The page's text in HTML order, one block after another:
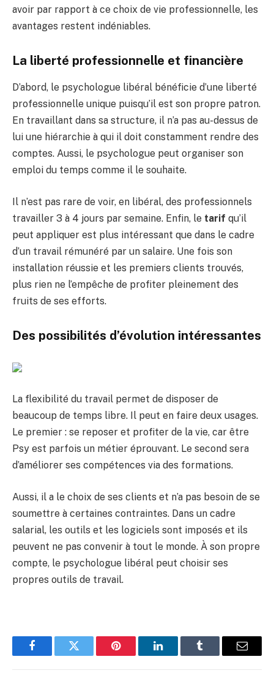
avoir par rapport à ce choix de vie professionnelle, les
avantages restent indéniables.
La liberté professionnelle et financière
D’abord, le psychologue libéral bénéficie d’une liberté
professionnelle unique puisqu’il est son propre patron.
En travaillant dans sa structure, il n’a pas au-dessus de
lui une hiérarchie à qui il doit constamment rendre des
comptes. Aussi, le psychologue peut organiser son
emploi du temps comme il le souhaite.
Il n’est pas rare de voir, en libéral, des professionnels
travailler 3 à 4 jours par semaine. Enfin, le tarif qu’il
peut appliquer est plus intéressant que dans le cadre
d’un travail rémunéré par un salaire. Une fois son
installation réussie et les premiers clients trouvés,
plus rien ne l’empêche de profiter pleinement des
fruits de ses efforts.
Des possibilités d’évolution intéressantes
La flexibilité du travail permet de disposer de
beaucoup de temps libre. Il peut en faire deux usages.
Le premier : se reposer et profiter de la vie, car être
Psy est parfois un métier éprouvant. Le second sera
d’améliorer ses compétences via des formations.
Aussi, il a le choix de ses clients et n’a pas besoin de se
soumettre à certaines contraintes. Dans un cadre
salarial, les outils et les logiciels sont imposés et ils
peuvent ne pas convenir à tout le monde. À son propre
compte, le psychologue libéral peut choisir ses
propres outils de travail.
FacebookTwitter Pinterest LinkedInTumblr Email